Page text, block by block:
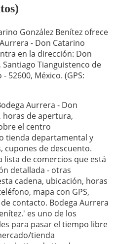
González Benítez ofrece
- Don Catarino
en la dirección: Don
Santiago Tianguistenco de
52600, México. (GPS:
Aurrera - Don
horas de apertura,
el centro
tienda departamental y
cupones de descuento.
lista de comercios que está
detallada - otras
cadena, ubicación, horas
mapa con GPS,
contacto. Bodega Aurrera
es uno de los
para pasar el tiempo libre
tienda